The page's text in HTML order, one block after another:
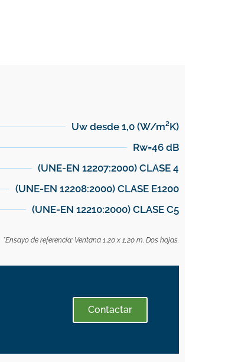
Uw desde 1,0 (W/m²K)
Rw=46 dB
(UNE-EN 12207:2000) CLASE 4
(UNE-EN 12208:2000) CLASE E1200
(UNE-EN 12210:2000) CLASE C5
*Ensayo de referencia: Ventana 1,20 x 1,20 m. Dos hojas.
Contactar